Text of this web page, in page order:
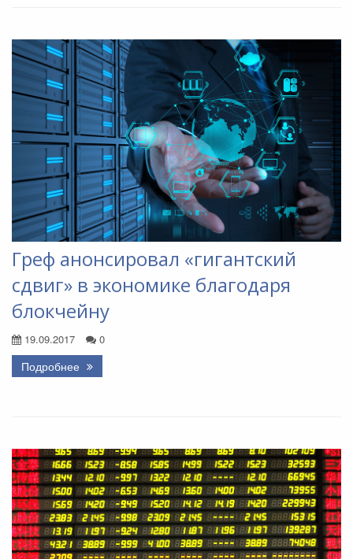
Греф анонсировал «гигантский
сдвиг» в экономике благодаря
блокчейну
19.09.2017 0
Подробнее